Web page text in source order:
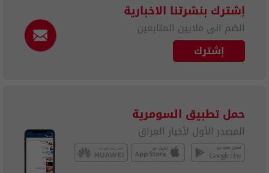
إشترك بنشرتنا الاخبارية
انضم الى ملايين المتابعين
إشترك
حمل تطبيق السومرية
المصدر الأول لأخبار العراق